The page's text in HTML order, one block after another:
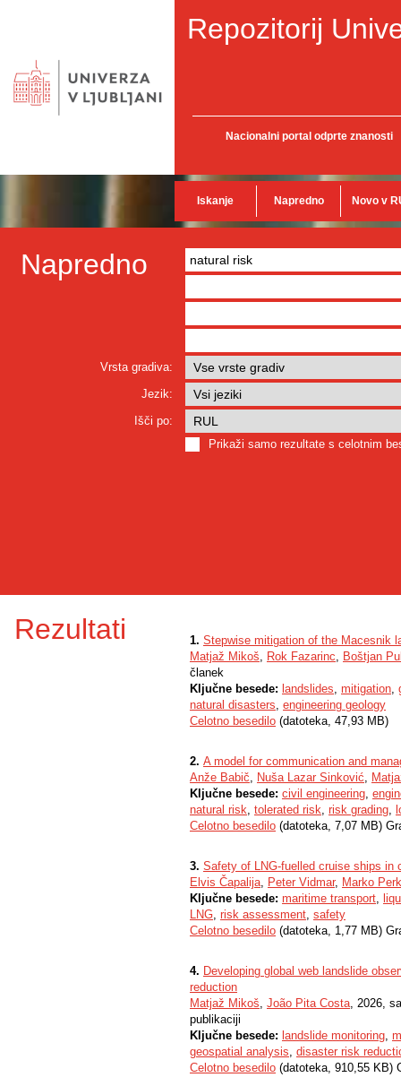
Repozitorij
Nacionalni portal odprte znanosti
Iskanje Napredno Novo v
Napredno
Vrsta gradiva:
Jezik:
Išči po:
Prikaži samo rezultate s celotnim
Rezultati 1. Stepwise mitigation of the Macesnik
Matjaž Mikoš, Rok Fazarinc, Boštjan
članek
Ključne besede: landslides, mitigation,
natural disasters, engineering geology
Celotno besedilo (datoteka, 47,93 MB)
2. A model for communication and
Anže Babič, Nuša Lazar Sinković,
Ključne besede: civil engineering,
natural risk, tolerated risk, risk grading,
Celotno besedilo (datoteka, 7,07 MB)
3. Safety of LNG-fuelled cruise ships in
Elvis Čapalija, Peter Vidmar, Marko
Ključne besede: maritime transport,
LNG, risk assessment, safety
Celotno besedilo (datoteka, 1,77 MB)
4. Developing global web landslide
reduction
Matjaž Mikoš, João Pita Costa, 2026,
publikaciji
Ključne besede: landslide monitoring,
geospatial analysis, disaster risk
Celotno besedilo (datoteka, 910,55 KB)